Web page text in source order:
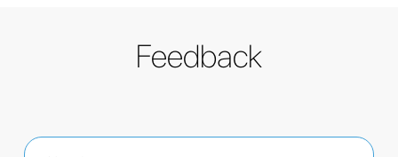
Feedback